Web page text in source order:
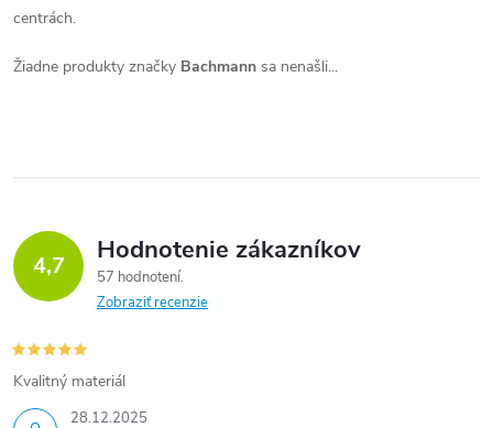
centrách.
Žiadne produkty značky Bachmann sa nenašli...
4,7 Hodnotenie zákazníkov
57 hodnotení
Zobraziť recenzie
28.12.2025
Kvalitný materiál